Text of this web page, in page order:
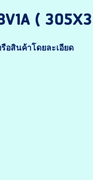
(
อสินค้าโดยละเอียด